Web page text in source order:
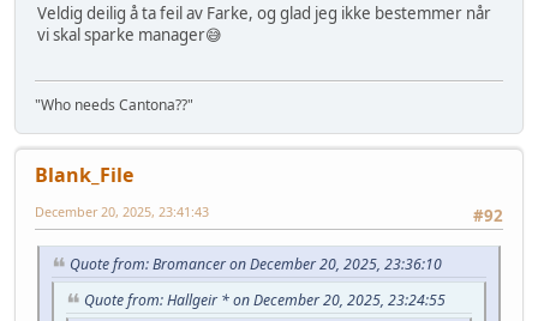
Veldig deilig å ta feil av Farke, og glad jeg ikke bestemmer når
vi skal sparke manager😅
"Who needs Cantona??"
Blank_File
#92
December 20, 2025, 23:41:43
Quote from: Bromancer on December 20, 2025, 23:36:10
Quote from: Hallgeir * on December 20, 2025, 23:24:55